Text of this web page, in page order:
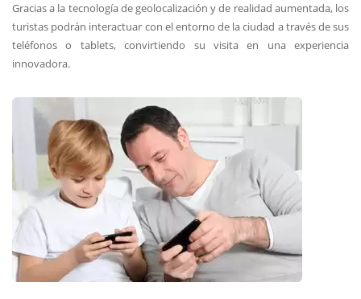
Gracias a la tecnología de geolocalización y de realidad aumentada, los
turistas podrán interactuar con el entorno de la ciudad a través de sus
teléfonos o tablets, convirtiendo su visita en una experiencia
innovadora.